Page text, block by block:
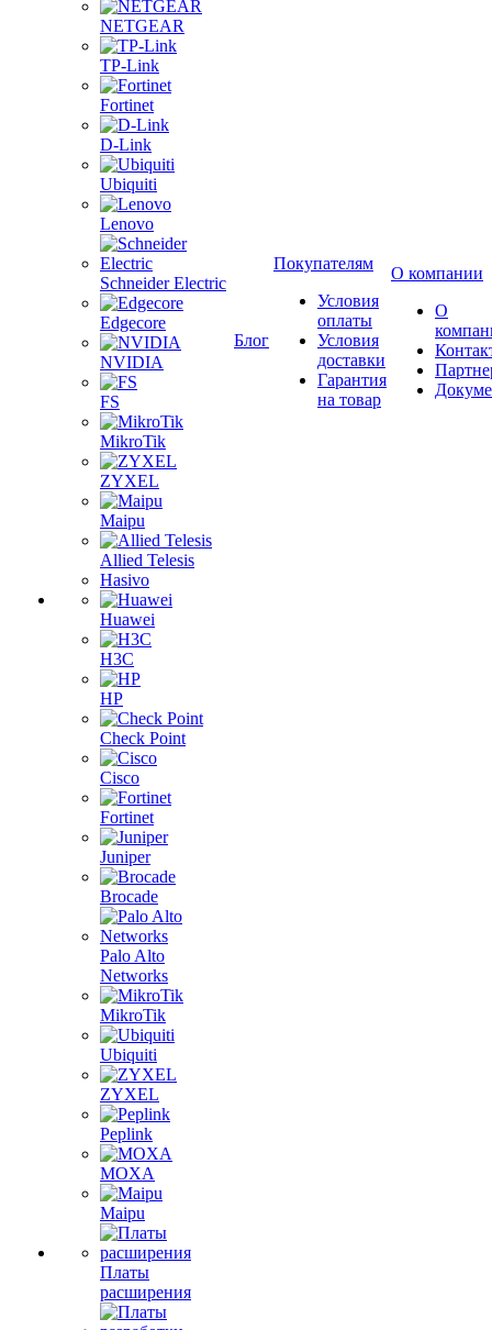
NETGEAR
TP-Link
Fortinet
D-Link
Ubiquiti
Lenovo
Schneider Electric
Edgecore
NVIDIA
FS
MikroTik
ZYXEL
Maipu
Allied Telesis
Hasivo
Huawei
H3C
HP
Check Point
Cisco
Fortinet
Juniper
Brocade
Palo Alto
Networks
MikroTik
Ubiquiti
ZYXEL
Peplink
MOXA
Maipu
Платы
расширения
Блог
Покупателям
Условия
оплаты
Условия
доставки
Гарантия
на товар
О компании
О